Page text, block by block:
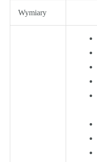
Wymiary